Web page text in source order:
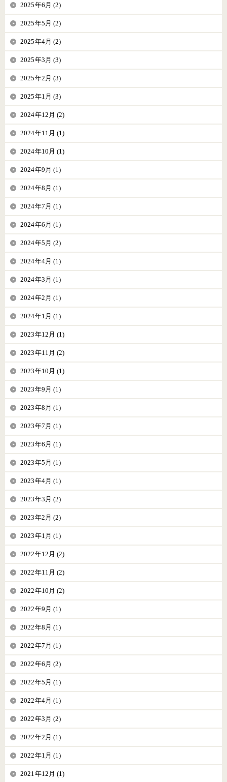
2025年6月 (2)
2025年5月 (2)
2025年4月 (2)
2025年3月 (3)
2025年2月 (3)
2025年1月 (3)
2024年12月 (2)
2024年11月 (1)
2024年10月 (1)
2024年9月 (1)
2024年8月 (1)
2024年7月 (1)
2024年6月 (1)
2024年5月 (2)
2024年4月 (1)
2024年3月 (1)
2024年2月 (1)
2024年1月 (1)
2023年12月 (1)
2023年11月 (2)
2023年10月 (1)
2023年9月 (1)
2023年8月 (1)
2023年7月 (1)
2023年6月 (1)
2023年5月 (1)
2023年4月 (1)
2023年3月 (2)
2023年2月 (2)
2023年1月 (1)
2022年12月 (2)
2022年11月 (2)
2022年10月 (2)
2022年9月 (1)
2022年8月 (1)
2022年7月 (1)
2022年6月 (2)
2022年5月 (1)
2022年4月 (1)
2022年3月 (2)
2022年2月 (1)
2022年1月 (1)
2021年12月 (1)